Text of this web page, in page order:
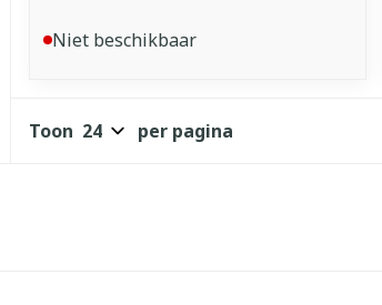
Niet beschikbaar
Toon per pagina